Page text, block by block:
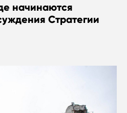
начинаются
Стратегии